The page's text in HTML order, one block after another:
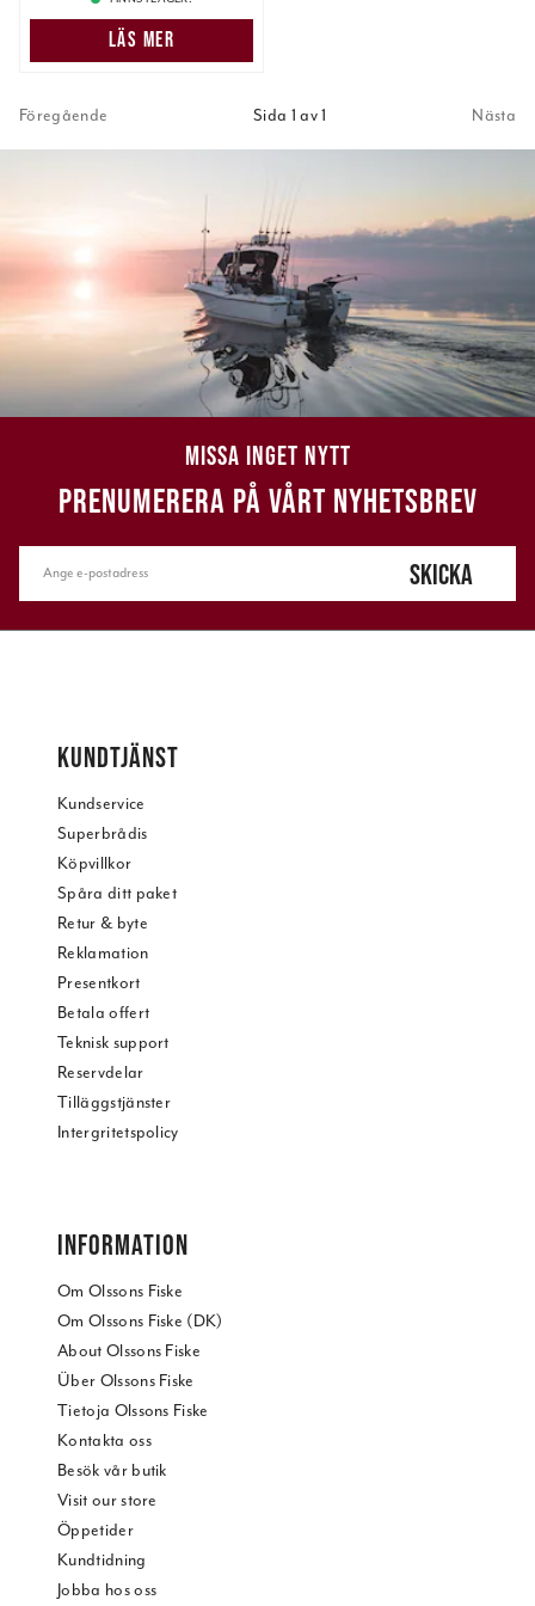
LÄS MER
Föregående Sida 1 av 1 Nästa
MISSA INGET NYTT
PRENUMERERA PÅ VÅRT NYHETSBREV
SKICKA
KUNDTJÄNST
Kundservice
Superbrådis
Köpvillkor
Spåra ditt paket
Retur & byte
Reklamation
Presentkort
Betala offert
Teknisk support
Reservdelar
Tilläggstjänster
Intergritetspolicy
INFORMATION
Om Olssons Fiske
Om Olssons Fiske (DK)
About Olssons Fiske
Über Olssons Fiske
Tietoja Olssons Fiske
Kontakta oss
Besök vår butik
Visit our store
Öppetider
Kundtidning
Jobba hos oss